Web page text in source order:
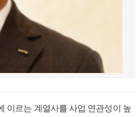
이르는 계열사를 사업 연관성이 높